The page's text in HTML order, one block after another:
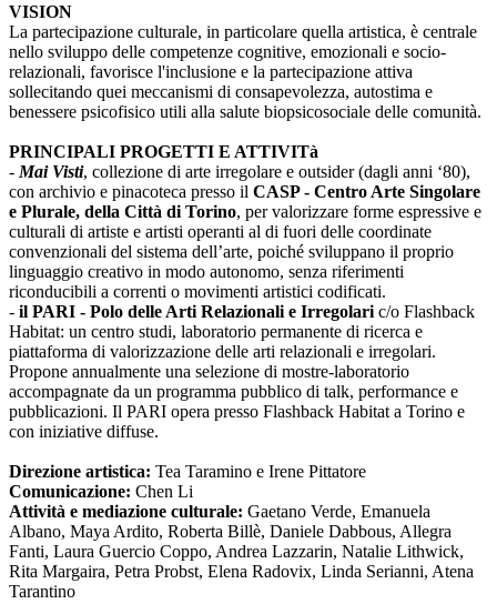
VISION
La partecipazione culturale, in particolare quella artistica, è centrale
nello sviluppo delle competenze cognitive, emozionali e socio-
relazionali, favorisce l'inclusione e la partecipazione attiva
sollecitando quei meccanismi di consapevolezza, autostima e
benessere psicofisico utili alla salute biopsicosociale delle comunità.
PRINCIPALI PROGETTI E ATTIVITà
- Mai Visti, collezione di arte irregolare e outsider (dagli anni ‘80),
con archivio e pinacoteca presso il CASP - Centro Arte Singolare
e Plurale, della Città di Torino, per valorizzare forme espressive e
culturali di artiste e artisti operanti al di fuori delle coordinate
convenzionali del sistema dell’arte, poiché sviluppano il proprio
linguaggio creativo in modo autonomo, senza riferimenti
riconducibili a correnti o movimenti artistici codificati.
- il PARI - Polo delle Arti Relazionali e Irregolari c/o Flashback
Habitat: un centro studi, laboratorio permanente di ricerca e
piattaforma di valorizzazione delle arti relazionali e irregolari.
Propone annualmente una selezione di mostre-laboratorio
accompagnate da un programma pubblico di talk, performance e
pubblicazioni. Il PARI opera presso Flashback Habitat a Torino e
con iniziative diffuse.
Direzione artistica: Tea Taramino e Irene Pittatore
Comunicazione: Chen Li
Attività e mediazione culturale: Gaetano Verde, Emanuela
Albano, Maya Ardito, Roberta Billè, Daniele Dabbous, Allegra
Fanti, Laura Guercio Coppo, Andrea Lazzarin, Natalie Lithwick,
Rita Margaira, Petra Probst, Elena Radovix, Linda Serianni, Atena
Tarantino